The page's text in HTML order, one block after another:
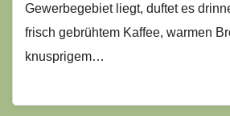
Gewerbegebiet liegt, duftet es
frisch gebrühtem Kaffee, warmen
knusprigem…